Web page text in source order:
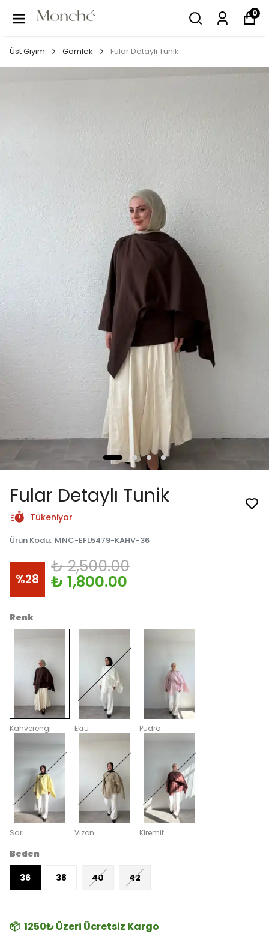
0
Üst Giyim Gömlek Fular Detaylı Tunik
Fular Detaylı Tunik
Tükeniyor
Ürün Kodu: MNC-EFL5479-KAHV-36
%28
₺ 2,500.00
₺ 1,800.00
Renk
Kahverengi Ekru Pudra
Sarı Vizon Kiremit
Beden
36
38 40 42
📦 1250₺ Üzeri Ücretsiz Kargo